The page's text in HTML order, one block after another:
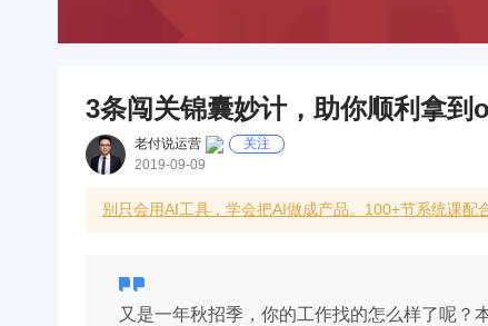
3条闯关锦囊妙计，助你顺利拿到
老付说运营
关注
2019-09-09
别只会用AI工具，学会把AI做成产品。100+节系统课配
又是一年秋招季，你的工作找的怎么样了呢？